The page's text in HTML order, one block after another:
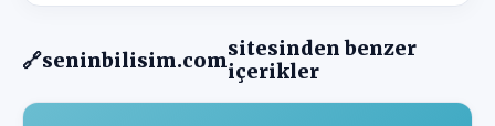
🔗seninbilisim.comsitesinden benzer
içerikler